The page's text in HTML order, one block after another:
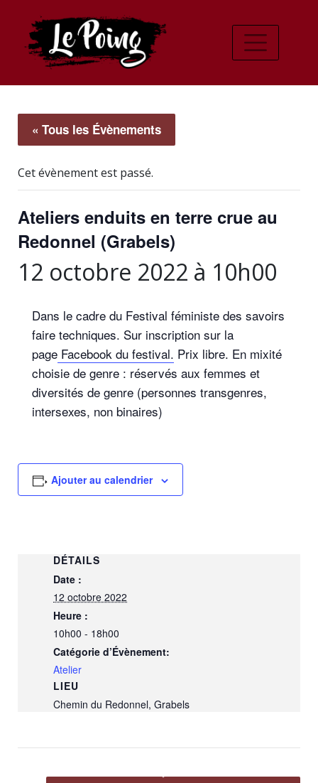
« Tous les Évènements
Cet évènement est passé.
Ateliers enduits en terre crue au
Redonnel (Grabels)
12 octobre 2022 à 10h00
Dans le cadre du Festival féministe des savoirs
faire techniques. Sur inscription sur la
page Facebook du festival. Prix libre. En mixité
choisie de genre : réservés aux femmes et
diversités de genre (personnes transgenres,
intersexes, non binaires)
Ajouter au calendrier
DÉTAILS
Date :
12 octobre 2022
Heure :
10h00 - 18h00
Catégorie d’Évènement:
Atelier
LIEU
Chemin du Redonnel, Grabels